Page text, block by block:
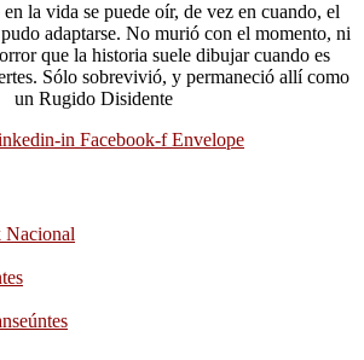
la vida se puede oír, de vez en cuando, el
adaptarse. No murió con el momento, ni
que la historia suele dibujar cuando es
Sólo sobrevivió, y permaneció allí como
un Rugido Disidente
in Facebook-f Envelope
Nacional